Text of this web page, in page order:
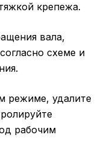
крепежа.
вала,
схеме и
режиме, удалите
рабочим